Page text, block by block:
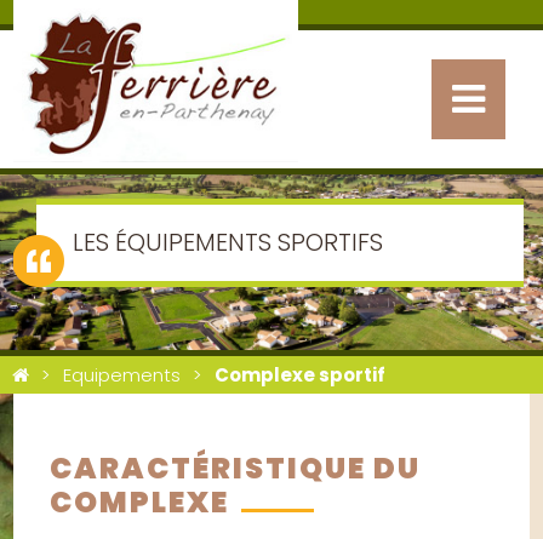
LES ÉQUIPEMENTS SPORTIFS
Equipements Complexe sportif
CARACTÉRISTIQUE DU
COMPLEXE